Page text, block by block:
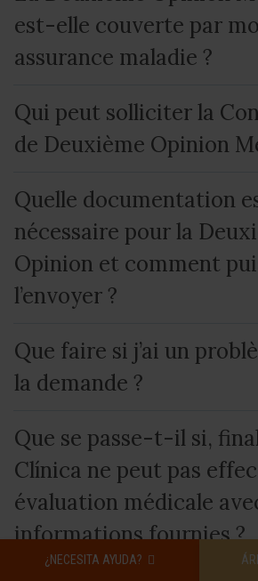
est-elle couverte par
assurance maladie ?
Qui peut solliciter la
de Deuxième Opinion
Quelle documentation
nécessaire pour la
Opinion et comment
l’envoyer ?
Que faire si j’ai un
la demande ?
Que se passe-t-il si,
Clínica ne peut pas
évaluation médicale
informations fournies ?
¿NECESITA AYUDA?